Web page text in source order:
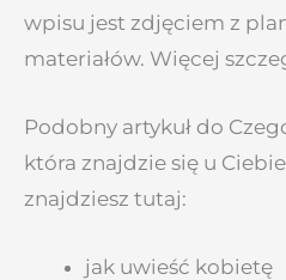
wpisu jest zdjęciem z
materiałów. Więcej
Podobny artykuł do
która znajdzie się u
znajdziesz tutaj:
jak uwieść kobietę